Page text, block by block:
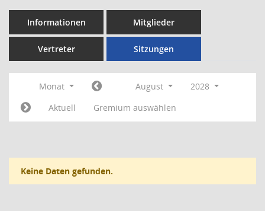
Informationen Mitglieder
Vertreter Sitzungen
Monat August
2028
Aktuell
Gremium auswählen
Keine Daten gefunden.